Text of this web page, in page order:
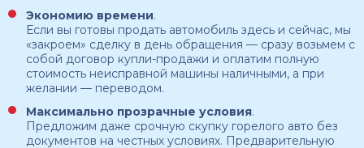
Экономию времени.
Если вы готовы продать автомобиль здесь и сейчас, мы
«закроем» сделку в день обращения — сразу возьмем с
собой договор купли-продажи и оплатим полную
стоимость неисправной машины наличными, а при
желании — переводом.
Максимально прозрачные условия.
Предложим даже срочную скупку горелого авто без
документов на честных условиях. Предварительную